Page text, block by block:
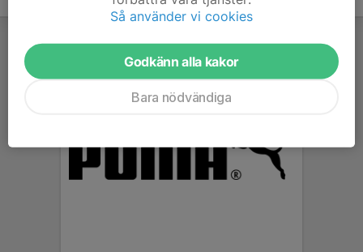
Så använder vi cookies
Godkänn alla kakor
Bara nödvändiga